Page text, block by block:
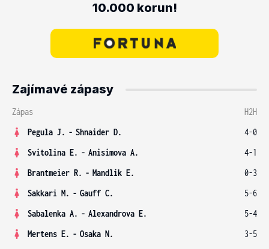
10.000 korun!
Zajímavé zápasy
Zápas
H2H
Pegula J. - Shnaider D.
4-0
Svitolina E. - Anisimova A.
4-1
Brantmeier R. - Mandlik E.
0-3
Sakkari M. - Gauff C.
5-6
Sabalenka A. - Alexandrova E.
5-4
Mertens E. - Osaka N. 3-5